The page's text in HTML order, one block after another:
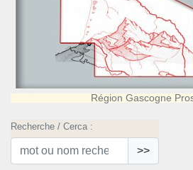
Région Gascogne
Recherche / Cerca :
>>